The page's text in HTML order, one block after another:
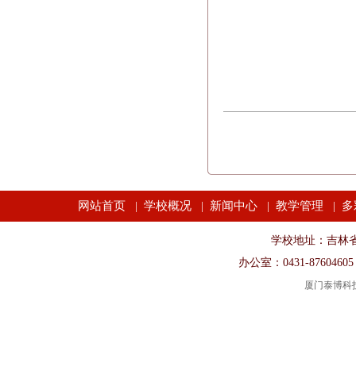
网站首页 学校概况 新闻中心 教学管理
学校地址：吉林
办公室：0431-
厦门泰博科